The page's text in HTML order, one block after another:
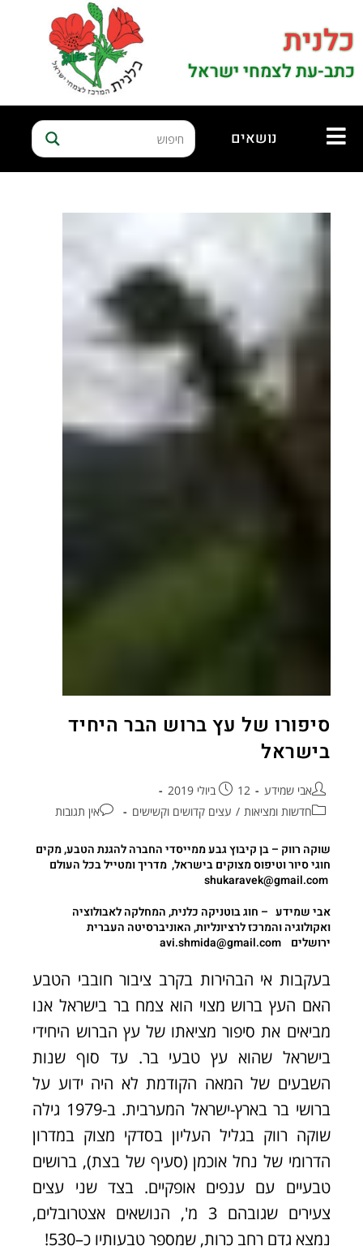
כלנית
כתב-עת לצמחי ישראל
נושאים
סיפורו של עץ ברוש הבר היחיד
בישראל
אבי שמידע
12 ביולי 2019
חדשות ומציאות / עצים קדושים וקשישים אין תגובות
שוקה רווק – בן קיבוץ גבע ממייסדי החברה להגנת הטבע, מקים
חוגי סיור וטיפוס מצוקים בישראל, מדריך ומטייל בכל העולם
shukaravek@gmail.com
אבי שמידע – חוג בוטניקה כלנית,המחלקה לאבולוציה
ואקולוגיה והמרכז לרציונליות, האוניברסיטה העברית
ירושלים
avi.shmida@gmail.com
בעקבות אי הבהירות בקרב ציבור חובבי הטבע
האם העץ ברוש מצוי הוא צמח בר בישראל אנו
מביאים את סיפור מציאתו של עץ הברוש היחידי
בישראל שהוא עץ טבעי בר. עד סוף שנות
השבעים של המאה הקודמת לא היה ידוע על
ברושי בר בארץ-ישראל המערבית. ב-1979 גילה
שוקה רווק בגליל העליון בסדקי מצוק במדרון
הדרומי של נחל אוכמן (סעיף של בצת), ברושים
טבעיים עם ענפים אופקיים. בצד שני עצים
צעירים שגובהם 3 מ', הנושאים אצטרובלים,
נמצא גדם רחב כרות, שמספר טבעותיו כ–530!